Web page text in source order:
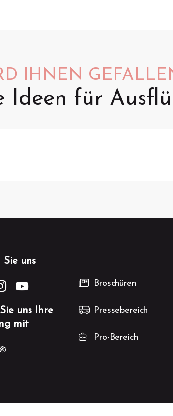
IHNEN
Ideen für
Sie uns
Sie uns Ihre
mit
Broschüren
Pressebereich
Pro-Bereich